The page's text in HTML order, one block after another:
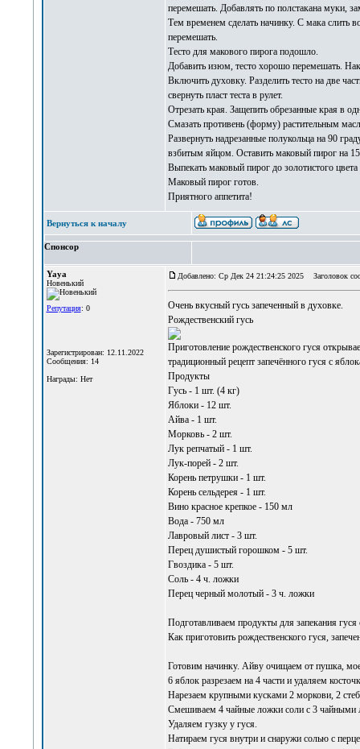
перемешать. Добавлять по полстакана муки,
Тем временем сделать начинку. С мака слить
перемешать.
Тесто для макового пирога подошло.
Добавить изюм, тесто хорошо перемешать.
Включить духовку. Разделить тесто на две
свернуть пласт теста в рулет.
Отрезать края. Защепить обрезанные края в
Смазать противень (форму) растительным
Развернуть надрезанные полукольца на 90
взбитым яйцом. Оставить маковый пирог на
Выпекать маковый пирог до золотистого
Маковый пирог готов.
Приятного аппетита!
Вернуться к началу
Спонсор
Yaya
Новенький
Репутация: 0
Зарегистрирован: 12.11.2022
Сообщения: 14
Награды: Нет
Добавлено: Ср Дек 24 21:24:25 2025 Заголовок
Очень вкусный гусь запеченный в духовке.
Рождественский гусь
Приготовление рождественского гуся
традиционный рецепт запечённого гуся с
Продукты
Гусь - 1 шт. (4 кг)
Яблоки - 12 шт.
Айва - 1 шт.
Морковь - 2 шт.
Лук репчатый - 1 шт.
Лук-порей - 2 шт.
Корень петрушки - 1 шт.
Корень сельдерея - 1 шт.
Вино красное крепкое - 150 мл
Вода - 750 мл
Лавровый лист - 3 шт.
Перец душистый горошком - 5 шт.
Гвоздика - 5 шт.
Соль - 4 ч. ложки
Перец черный молотый - 3 ч. ложки
Подготавливаем продукты для запекания
Как приготовить рождественского гуся,
Готовим начинку. Айву очищаем от пушка,
6 яблок разрезаем на 4 части и удаляем
Нарезаем крупными кусками 2 моркови, 2
Смешиваем 4 чайные ложки соли с 3 чайными
Удаляем гузку у гуся.
Натираем гуся внутри и снаружи солью с